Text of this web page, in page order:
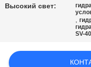
СЛУЧАИ
Высокий свет:
,
SV-